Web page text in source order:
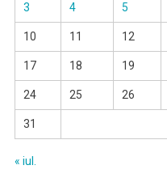
3 4 5
10 11 12
17 18 19
24 25 26
31
« iul.